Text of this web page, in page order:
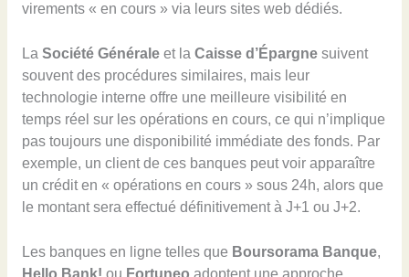
virements « en cours » via leurs sites web dédiés.
La Société Généraleet la Caisse d’Épargnesuivent
souvent des procédures similaires, mais leur
technologie interne offre une meilleure visibilité en
temps réel sur les opérations en cours, ce qui n’implique
pas toujours une disponibilité immédiate des fonds. Par
exemple, un client de ces banques peut voir apparaître
un crédit en « opérations en cours » sous 24h, alors que
le montant sera effectué définitivement à J+1 ou J+2.
Les banques en ligne telles que Boursorama Banque,
Hello Bank! ou Fortuneo adoptent une approche